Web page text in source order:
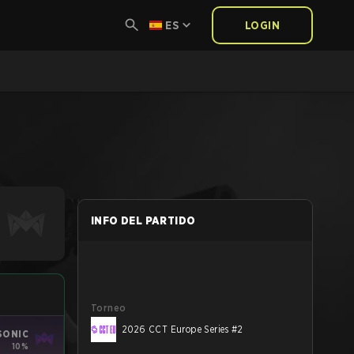
ES LOGIN
10%
INFO DEL PARTIDO
Torneo
2026 CCT Europe Series #2